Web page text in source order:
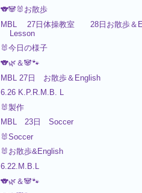
🐨🐼🐰お散歩
MBL 27日体操教室 28日お散歩＆
Lesson
🐰今日の様子
🐨🌿＆🐼🐾
MBL 27日 お散歩＆English
6.26 K.P.R.M.B. L
🐰製作
MBL 23日 Soccer
🐰Soccer
🐰お散歩&English
6.22.M.B.L
🐨🌿＆🐼🐾